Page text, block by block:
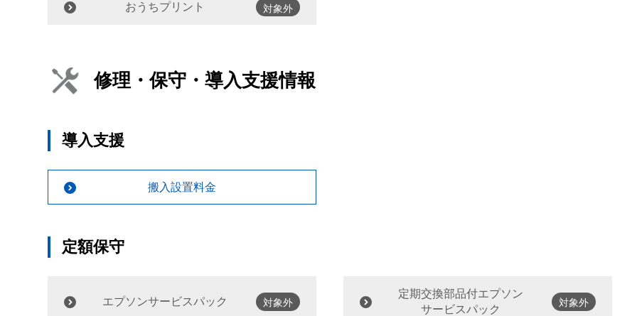
おうちプリント 対象外
修理・保守・導入支援情報
導入支援
搬入設置料金
定額保守
エプソンサービスパック 対象外
定期交換部品付エプソン
サービスパック
対象外